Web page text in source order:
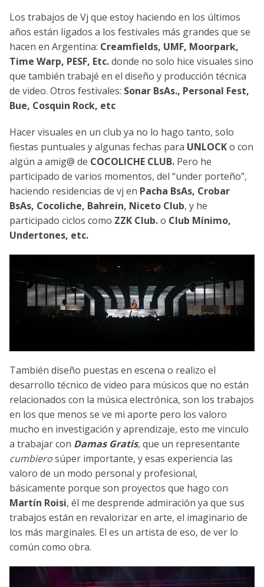
Los trabajos de Vj que estoy haciendo en los últimos
años están ligados a los festivales más grandes que se
hacen en Argentina: Creamfields, UMF, Moorpark,
Time Warp, PESF, Etc.donde no solo hice visuales sino
que también trabajé en el diseño y producción técnica
de video. Otros festivales: Sonar BsAs., Personal Fest,
Bue, Cosquin Rock, etc
Hacer visuales en un club ya no lo hago tanto, solo
fiestas puntuales y algunas fechas para UNLOCKo con
algún a amig@ de COCOLICHE CLUB. Pero he
participado de varios momentos, del “under porteño”,
haciendo residencias de vj en Pacha BsAs, Crobar
BsAs, Cocoliche, Bahrein, Niceto Club, y he
participado ciclos como ZZK Club.o Club Mínimo,
Undertones, etc.
También diseño puestas en escena o realizo el
desarrollo técnico de video para músicos que no están
relacionados con la música electrónica, son los trabajos
en los que menos se ve mi aporte pero los valoro
mucho en investigación y aprendizaje, esto me vinculo
a trabajar con Damas Gratis, que un representante
cumbierosúper importante, y esas experiencia las
valoro de un modo personal y profesional,
básicamente porque son proyectos que hago con
Martín Roisi, él me desprende admiración ya que sus
trabajos están en revalorizar en arte, el imaginario de
los más marginales. El es un artista de eso, de ver lo
común como obra.